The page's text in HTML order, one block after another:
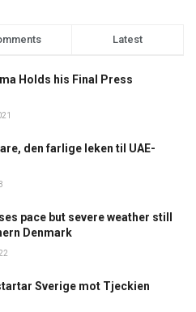
Latest
Holds his Final Press
den farlige leken til UAE-
pace but severe weather still
Denmark
Sverige mot Tjeckien